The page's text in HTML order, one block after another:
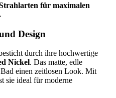
für maximalen
Design
durch ihre hochwertige
Nickel. Das matte, edle
einen zeitlosen Look. Mit
sie ideal für moderne